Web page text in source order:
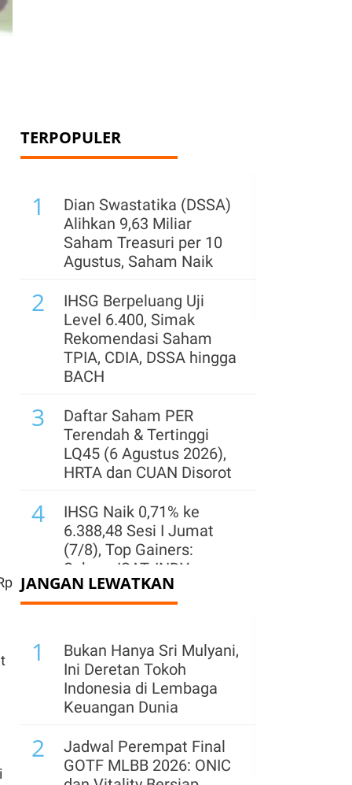
TERPOPULER
1
Dian Swastatika (DSSA)
Alihkan 9,63 Miliar
Saham Treasuri per 10
Agustus, Saham Naik
2
IHSG Berpeluang Uji
Level 6.400, Simak
Rekomendasi Saham
TPIA, CDIA, DSSA hingga
BACH
3
Daftar Saham PER
Terendah & Tertinggi
LQ45 (6 Agustus 2026),
HRTA dan CUAN Disorot
4
IHSG Naik 0,71% ke
6.388,48 Sesi I Jumat
(7/8), Top Gainers:
Saham ISAT, INDY,
MBMA
Level 6.372 Jumat (7/8)
Pagi, Sentimen Domestik
Masih Positif
KSEI Terbitkan ISIN EGR,
Pegadaian Siap Pasok
Emas untuk ETF
JANGAN LEWATKAN
1
Bukan Hanya Sri Mulyani,
Ini Deretan Tokoh
Indonesia di Lembaga
Keuangan Dunia
2
Jadwal Perempat Final
GOTF MLBB 2026: ONIC